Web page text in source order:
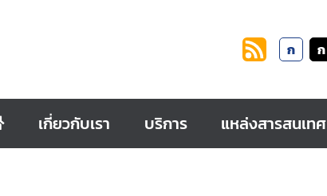
ก ก
เกี่ยวกับเรา บริการ แหล่งสารสนเทศ